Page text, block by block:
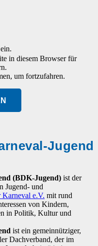
in diesem Browser für
um fortzufahren.
Jugend
(BDK-Jugend) ist der
Jugend- und
Karneval e.V. mit rund
von Kindern,
in Politik, Kultur und
ist ein gemeinnütziger,
Dachverband, der im